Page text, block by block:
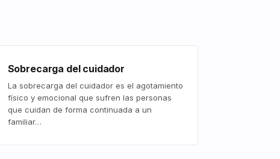
Sobrecarga del cuidador
La sobrecarga del cuidador es el agotamiento
físico y emocional que sufren las personas
que cuidan de forma continuada a un
familiar…